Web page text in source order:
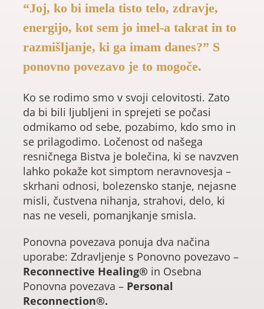
“Joj, ko bi imela tisto telo, zdravje,
energijo, kot sem jo imel-a takrat in to
razmišljanje, ki ga imam danes?” S
ponovno povezavo je to mogoče.
Ko se rodimo smo v svoji celovitosti. Zato
da bi bili ljubljeni in sprejeti se počasi
odmikamo od sebe, pozabimo, kdo smo in
se prilagodimo. Ločenost od našega
resničnega Bistva je bolečina, ki se navzven
lahko pokaže kot simptom neravnovesja –
skrhani odnosi, bolezensko stanje, nejasne
misli, čustvena nihanja, strahovi, delo, ki
nas ne veseli, pomanjkanje smisla.
Ponovna povezava ponuja dva načina
uporabe: Zdravljenje s Ponovno povezavo –
Reconnective Healing® in Osebna
Ponovna povezava – Personal
Reconnection®.